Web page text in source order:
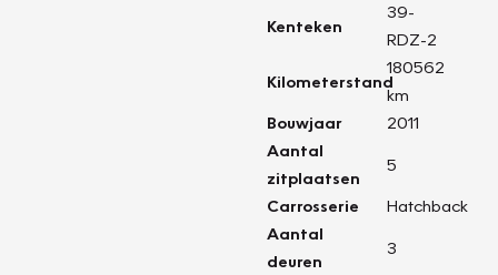
Kenteken
39-
RDZ-2
Kilometerstand
180562
km
Bouwjaar
2011
Aantal
zitplaatsen
5
Carrosserie
Hatchback
Aantal
deuren
3